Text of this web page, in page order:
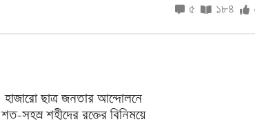
৫ ১৮৪
হাজারো ছাত্র জনতার আন্দোলনে
শত-সহস্র শহীদের রক্তের বিনিময়ে